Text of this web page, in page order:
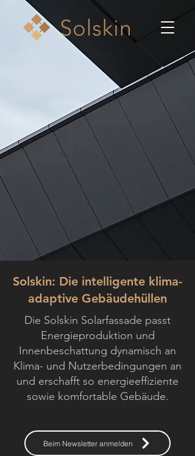
Solskin: Die intelligente klima-
adaptive Gebäudehüllen
Die Solskin Solarfassade passt
Energieproduktion und
Innenbeschattung dynamisch an
Klima- und Nutzerbedingungen an
und erschafft so energieeffiziente
sowie komfortable Gebäude.
Beim Newsletter anmelden